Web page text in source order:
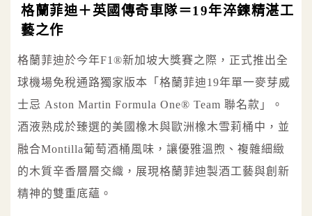
格蘭菲迪＋英國傳奇車隊＝19年淬鍊精湛工
藝之作
格蘭菲迪於今年F1®新加坡大獎賽之際，正式推出全
球機場免稅通路獨家版本「格蘭菲迪19年單一麥芽威
士忌 Aston Martin Formula One® Team 聯名款」。
酒液熟成於臻選的美國橡木與歐洲橡木雪莉桶中，並
融合Montilla葡萄酒桶風味，讓優雅溫煦、複雜細緻
的木質辛香層層交織，展現格蘭菲迪製酒工藝與創新
精神的雙重底蘊。